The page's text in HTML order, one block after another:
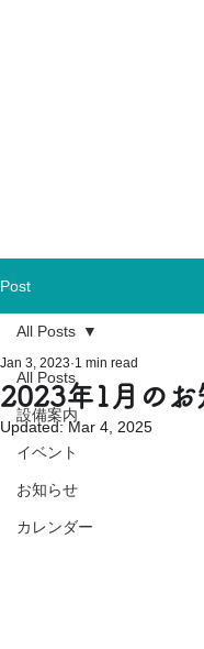
Post
All Posts
設備案内
イベント
お知らせ
カレンダー
All Posts
2023年1月のお
Jan 3, 2023 1 min read
Updated:Mar 4, 2025